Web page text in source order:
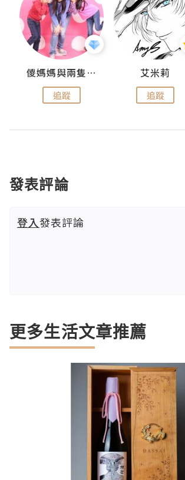
儍媽媽與兩隻小魔怪之家
追蹤
艾米莉
追蹤
發表評論
登入發表評論
更多生活文章推薦